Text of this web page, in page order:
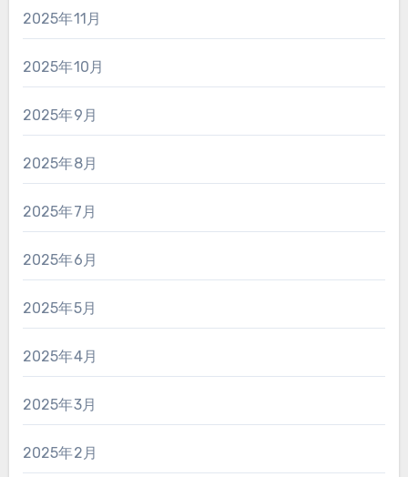
2025年11月
2025年10月
2025年9月
2025年8月
2025年7月
2025年6月
2025年5月
2025年4月
2025年3月
2025年2月